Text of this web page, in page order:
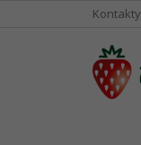
Kontakty